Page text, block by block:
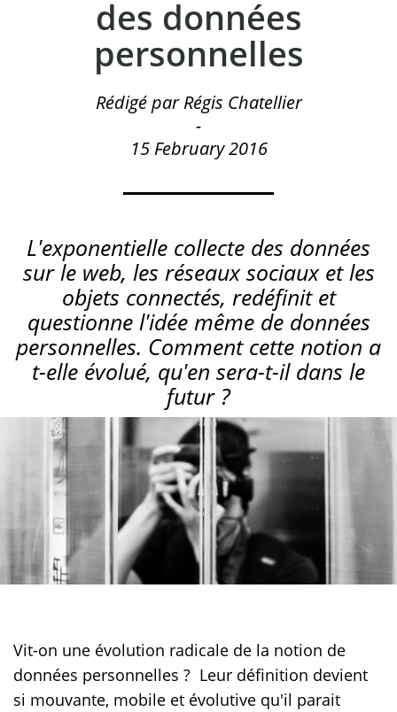
des données
personnelles
Rédigé par Régis Chatellier
-
15 February 2016
L'exponentielle collecte des données
sur le web, les réseaux sociaux et les
objets connectés, redéfinit et
questionne l'idée même de données
personnelles. Comment cette notion a
t-elle évolué, qu'en sera-t-il dans le
futur ?
Vit-on une évolution radicale de la notion de
données personnelles ? Leur définition devient
si mouvante, mobile et évolutive qu'il parait